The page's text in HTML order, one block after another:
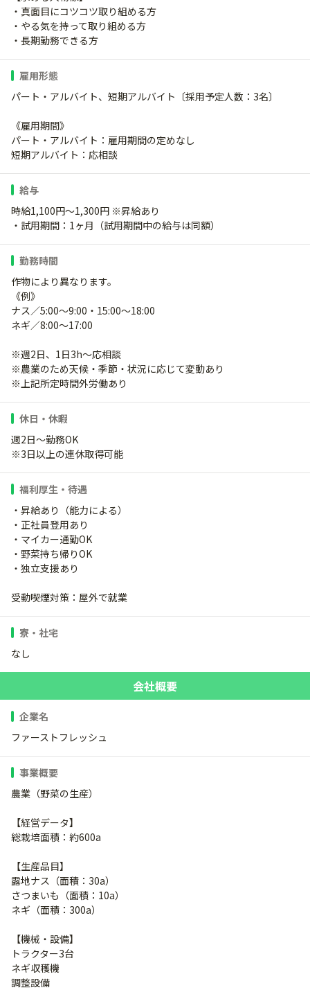
・真面目にコツコツ取り組める方
・やる気を持って取り組める方
・長期勤務できる方
雇用形態
パート・アルバイト、短期アルバイト〔採用予定人数：3名〕
《雇用期間》
パート・アルバイト：雇用期間の定めなし
短期アルバイト：応相談
給与
時給1,100円～1,300円 ※昇給あり
・試用期間：1ヶ月（試用期間中の給与は同額）
勤務時間
作物により異なります。
《例》
ナス／5:00～9:00・15:00～18:00
ネギ／8:00～17:00
※週2日、1日3h～応相談
※農業のため天候・季節・状況に応じて変動あり
※上記所定時間外労働あり
休日・休暇
週2日～勤務OK
※3日以上の連休取得可能
福利厚生・待遇
・昇給あり（能力による）
・正社員登用あり
・マイカー通勤OK
・野菜持ち帰りOK
・独立支援あり
受動喫煙対策：屋外で就業
寮・社宅
なし
会社概要
企業名
ファーストフレッシュ
事業概要
農業（野菜の生産）
【経営データ】
総栽培面積：約600a
【生産品目】
露地ナス（面積：30a）
さつまいも（面積：10a）
ネギ（面積：300a）
【機械・設備】
トラクター3台
ネギ収穫機
調整設備